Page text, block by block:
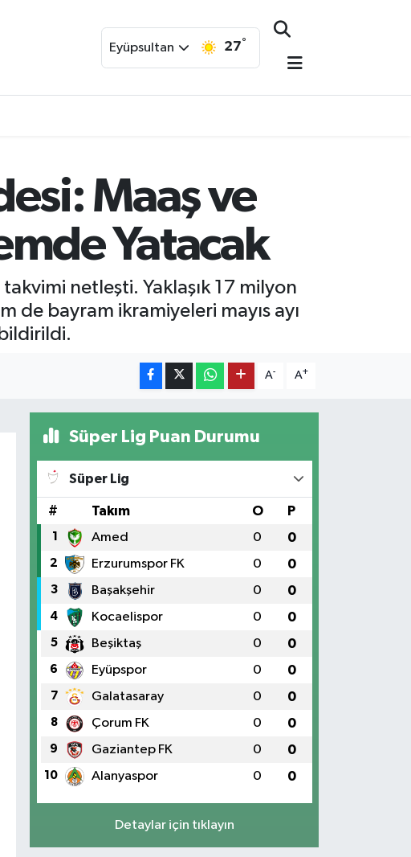
Eyüpsultan 27°
Maaş ve
Yatacak
netleşti. Yaklaşık 17 milyon
de bayram ikramiyeleri mayıs ayı
A- A+
Süper Lig Puan Durumu
Süper Lig
# Takım O P
1 Amed 0 0
2 Erzurumspor FK 0 0
3 Başakşehir 0 0
4 Kocaelispor 0 0
5 Beşiktaş 0 0
6 Eyüpspor 0 0
7 Galatasaray 0 0
8 Çorum FK 0 0
9 Gaziantep FK 0 0
10 Alanyaspor 0 0
Detaylar için tıklayın